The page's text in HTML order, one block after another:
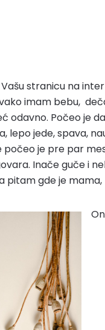
stranicu na
imam bebu,
odavno. Počeo je
lepo jede, spava,
počeo je pre par
Inače guče i
pitam gde je